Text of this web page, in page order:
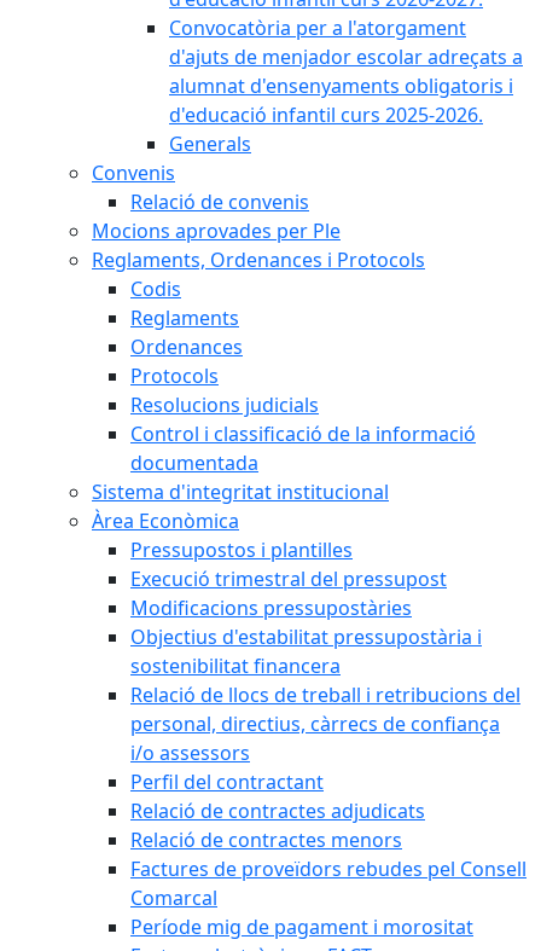
Convocatòria per a l'atorgament
d'ajuts de menjador escolar adreçats a
alumnat d'ensenyaments obligatoris i
d'educació infantil curs 2025-2026.
Generals
Convenis
Relació de convenis
Mocions aprovades per Ple
Reglaments, Ordenances i Protocols
Codis
Reglaments
Ordenances
Protocols
Resolucions judicials
Control i classificació de la informació
documentada
Sistema d'integritat institucional
Àrea Econòmica
Pressupostos i plantilles
Execució trimestral del pressupost
Modificacions pressupostàries
Objectius d'estabilitat pressupostària i
sostenibilitat financera
Relació de llocs de treball i retribucions del
personal, directius, càrrecs de confiança
i/o assessors
Perfil del contractant
Relació de contractes adjudicats
Relació de contractes menors
Factures de proveïdors rebudes pel Consell
Comarcal
Període mig de pagament i morositat